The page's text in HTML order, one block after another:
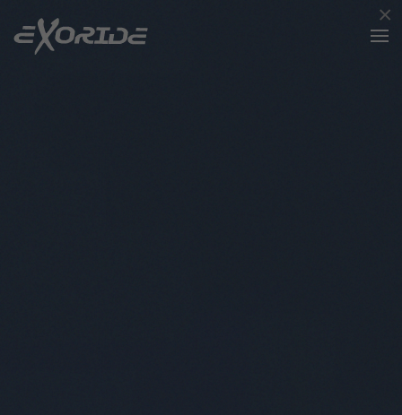
Accéder au contenu principal
×